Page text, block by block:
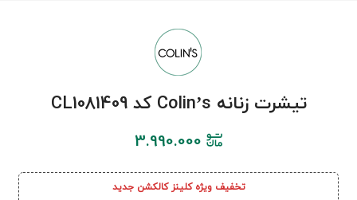
تیشرت زنانه Colin’s کد CL1081409
3.990.000
تخفیف ویژه کلینز کالکشن جدید